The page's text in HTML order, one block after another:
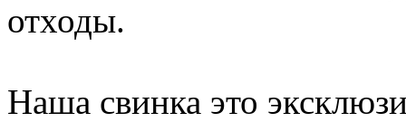
отходы.
Наша свинка это